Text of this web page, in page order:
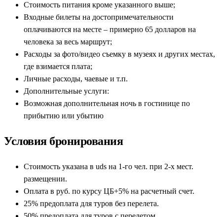
Стоимость питания кроме указанного выше;
Входные билеты на достопримечательности
оплачиваются на месте – примерно 65 долларов на
человека за весь маршрут;
Расходы за фото/видео съемку в музеях и других местах,
где взимается плата;
Личные расходы, чаевые и т.п.
Дополнительные услуги:
Возможная дополнительная ночь в гостинице по
прибытию или убытию
Условия бронирования
Стоимость указана в uds на 1-го чел. при 2-х мест.
размещении.
Оплата в руб. по курсу ЦБ+5% на расчетный счет.
25% предоплата для туров без перелета.